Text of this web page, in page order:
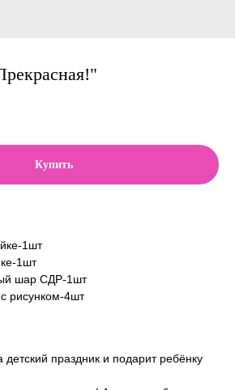
Купить
1шт
1шт
шар СДР-1шт
рисунком-4шт
праздник и подарит ребёнку